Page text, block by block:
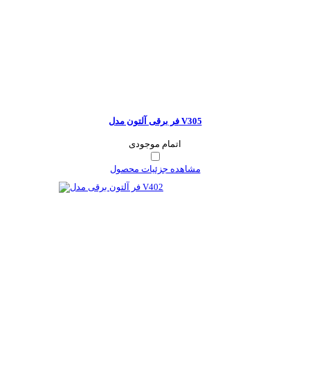
فر برقی آلتون مدل V305
اتمام موجودی
مشاهده جزئیات محصول